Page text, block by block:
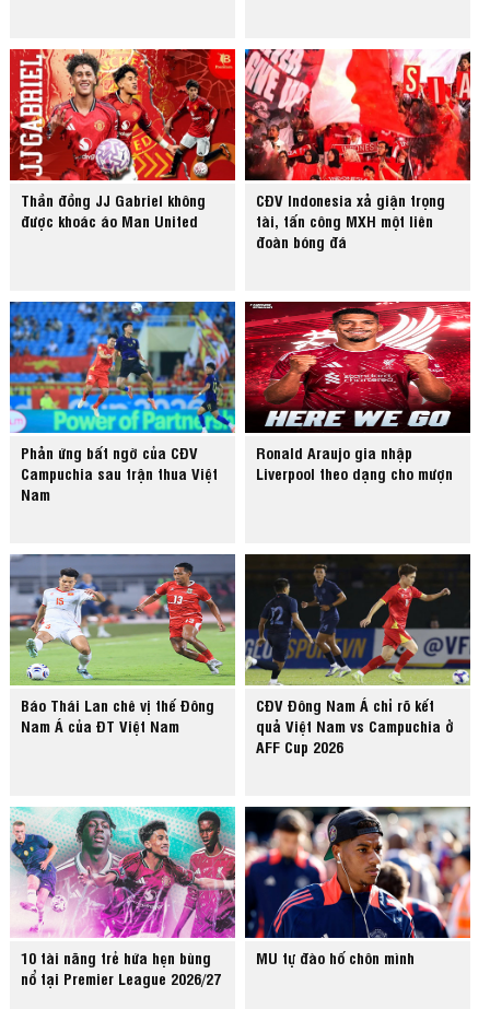
Thần đồng JJ Gabriel không
được khoác áo Man United
CĐV Indonesia xả giận trọng
tài, tấn công MXH một liên
đoàn bóng đá
Phản ứng bất ngờ của CĐV
Campuchia sau trận thua Việt
Nam
Ronald Araujo gia nhập
Liverpool theo dạng cho mượn
Báo Thái Lan chê vị thế Đông
Nam Á của ĐT Việt Nam
CĐV Đông Nam Á chỉ rõ kết
quả Việt Nam vs Campuchia ở
AFF Cup 2026
10 tài năng trẻ hứa hẹn bùng
nổ tại Premier League 2026/27
MU tự đào hố chôn mình